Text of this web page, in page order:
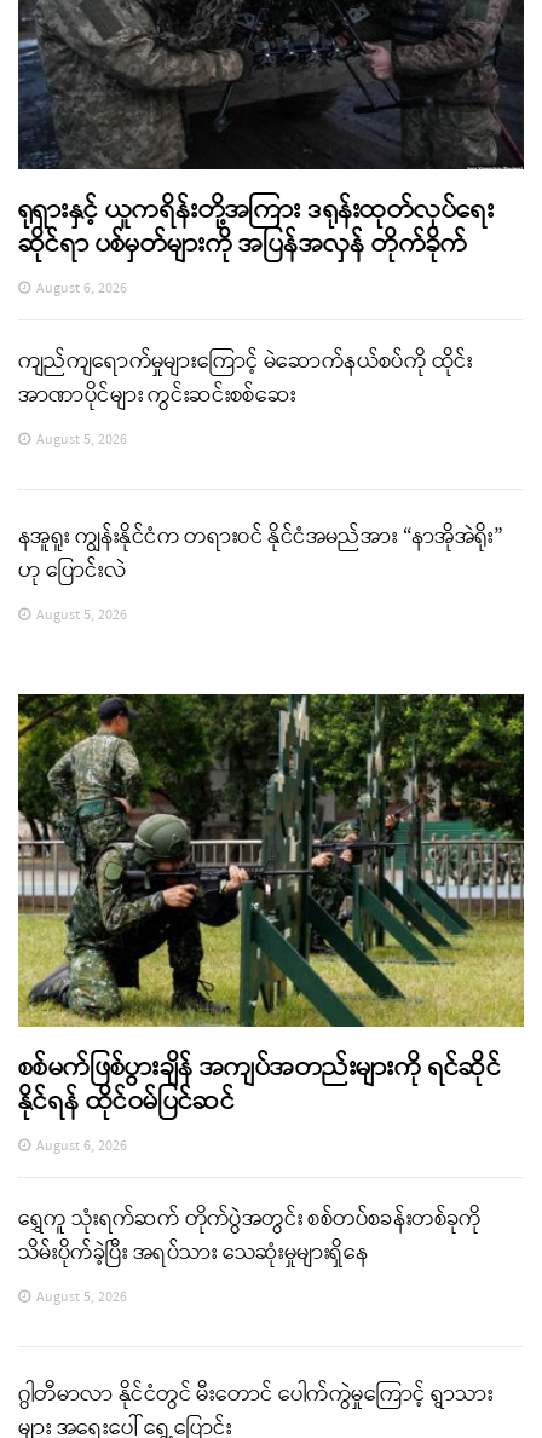
ရုရှားနှင့် ယူကရိန်းတို့အကြား ဒရုန်းထုတ်လုပ်ရေး
ဆိုင်ရာ ပစ်မှတ်များကို အပြန်အလှန် တိုက်ခိုက်
August 6, 2026
ကျည်ကျရောက်မှုများကြောင့် မဲဆောက်နယ်စပ်ကို ထိုင်း
အာဏာပိုင်များ ကွင်းဆင်းစစ်ဆေး
August 5, 2026
နအူရူး ကျွန်းနိုင်ငံက တရားဝင် နိုင်ငံအမည်အား “နာအိုအဲရိုး”
ဟု ပြောင်းလဲ
August 5, 2026
စစ်မက်ဖြစ်ပွားချိန် အကျပ်အတည်းများကို ရင်ဆိုင်
နိုင်ရန် ထိုင်ဝမ်ပြင်ဆင်
August 6, 2026
ရွှေကူ သုံးရက်ဆက် တိုက်ပွဲအတွင်း စစ်တပ်စခန်းတစ်ခုကို
သိမ်းပိုက်ခဲ့ပြီး အရပ်သား သေဆုံးမှုများရှိနေ
August 5, 2026
ဂွါတီမာလာ နိုင်ငံတွင် မီးတောင် ပေါက်ကွဲမှုကြောင့် ရွာသား
များ အရေးပေါ် ရွှေ့ပြောင်း